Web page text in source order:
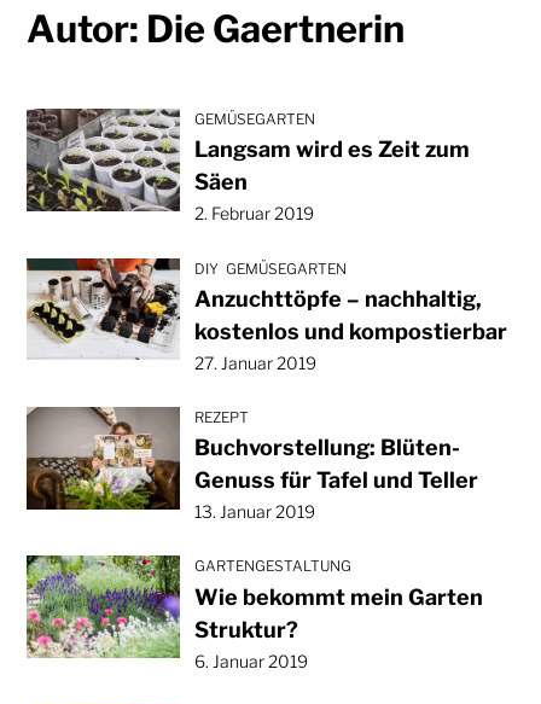
Autor: Die Gaertnerin
GEMÜSEGARTEN
Langsam wird es Zeit zum
Säen
2. Februar 2019
DIY GEMÜSEGARTEN
Anzuchttöpfe – nachhaltig,
kostenlos und kompostierbar
27. Januar 2019
REZEPT
Buchvorstellung: Blüten-
Genuss für Tafel und Teller
13. Januar 2019
GARTENGESTALTUNG
Wie bekommt mein Garten
Struktur?
6. Januar 2019